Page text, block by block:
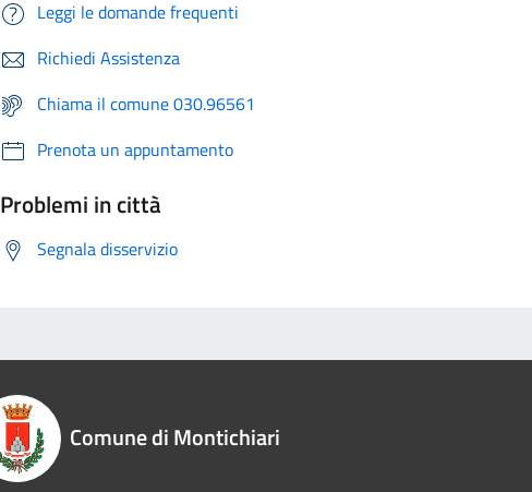
Leggi le domande frequenti
Richiedi Assistenza
Chiama il comune 030.96561
Prenota un appuntamento
Problemi in città
Segnala disservizio
Comune di Montichiari